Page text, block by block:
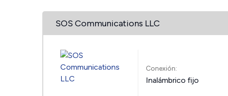
SOS Communications LLC
Conexión:
Inalámbrico fijo